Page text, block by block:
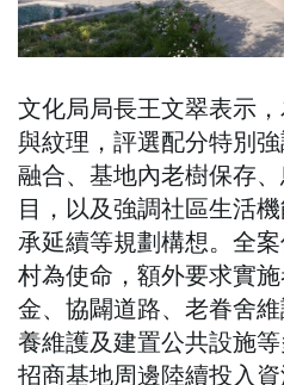
文化局局長王文翠表示
與紋理，評選配分特別
融合、基地內老樹保存
目，以及強調社區生活
承延續等規劃構想。全
村為使命，額外要求實
金、協闢道路、老眷舍
養維護及建置公共設施
招商基地周邊陸續投入